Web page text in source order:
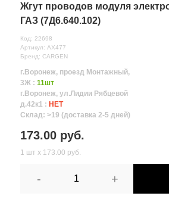
Жгут проводов модуля
ГАЗ (7Д6.640.102)
Код: 22698
Артикул: AX477
Бренд: CARGEN
г.Воронеж, проезд Монтажный,
3Ж : 11шт
г.Воронеж, ул.Лидии Рябцевой
д.42к1 : НЕТ
Склад: >19 (доставка 2-5 дней)
173.00 руб.
1 шт х 173.00 руб.
- +